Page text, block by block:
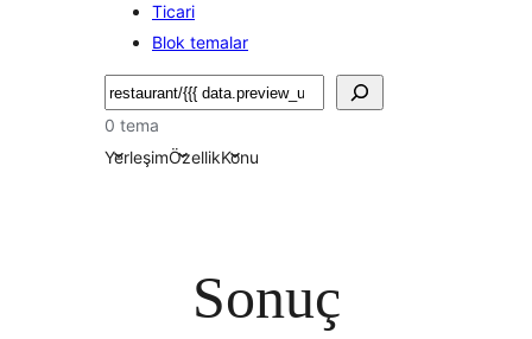
Ticari
Blok temalar
Ara
0 tema
YerleşimÖzellikKonu
Sonuç